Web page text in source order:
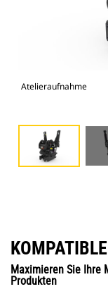
Atelieraufnahme
Maximieren Sie Ihre
Produkten